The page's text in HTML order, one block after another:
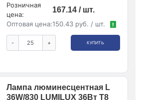
Розничная
цена:
167.14 / шт.
Оптовая цена:150.43 руб. / шт. !
- + КУПИТЬ
Лампа люминесцентная L
36W/830 LUMILUX 36Вт T8